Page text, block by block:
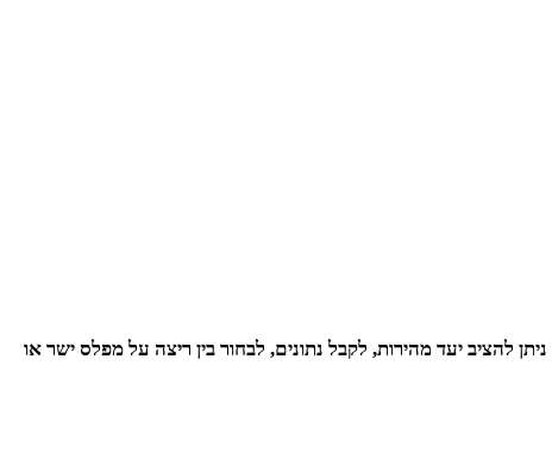
ניתן להציב יעד מהירות, לקבל נתונים, לבחור בין ריצה על מפלס ישר או